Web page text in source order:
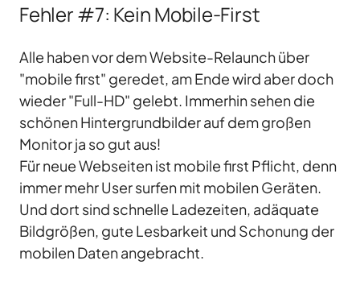
Fehler #7: Kein Mobile-First
Alle haben vor dem Website-Relaunch über
"mobile first" geredet, am Ende wird aber doch
wieder "Full-HD" gelebt. Immerhin sehen die
schönen Hintergrundbilder auf dem großen
Monitor ja so gut aus!
Für neue Webseiten ist mobile first Pflicht, denn
immer mehr User surfen mit mobilen Geräten.
Und dort sind schnelle Ladezeiten, adäquate
Bildgrößen, gute Lesbarkeit und Schonung der
mobilen Daten angebracht.